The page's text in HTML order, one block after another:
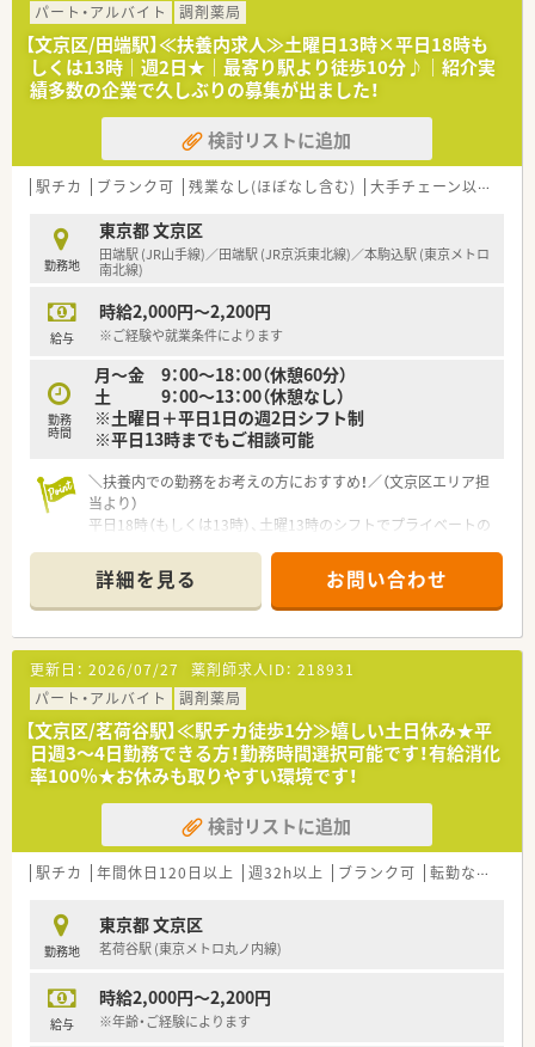
パート・アルバイト
調剤薬局
【文京区/田端駅】≪扶養内求人≫土曜日13時×平日18時も
しくは13時｜週2日★｜最寄り駅より徒歩10分♪｜紹介実
績多数の企業で久しぶりの募集が出ました！
検討リストに追加
駅チカ ブランク可 残業なし(ほぼなし含む) 大手チェーン以外
勤務地
東京都 文京区
田端駅 (JR山手線)／田端駅 (JR京浜東北線)／本駒込駅 (東京メトロ
南北線)
給与
時給2,000円～2,200円
※ご経験や就業条件によります
勤務
時間
月～金 9：00～18：00（休憩60分）
土 9：00～13：00（休憩なし）
※土曜日＋平日1日の週2日シフト制
※平日13時までもご相談可能
＼扶養内での勤務をお考えの方におすすめ！／（文京区エリア担
当より）
平日18時（もしくは13時）、土曜13時のシフトでプライベートの
生活のバランスを大切にしたい方におすすめです。
＊------------------------------------------＊
【店舗情報と応需状況について】
■東京メトロ南北線の本駒込駅やJR山手線の田端駅から徒歩10
分ほどの距離に位置するアクセスに便利な調剤薬局です。
■近くにあるクリニックから主に呼吸器科や内科、循環器科の処
方箋を1日に約40枚ほど応需している店舗です。
■医療品の採用品目数は約1,430品目となっており、様々な処方
に対応できる体制をしっかりと整えています。
【職場環境と雰囲気】
■薬剤師は常時2名から3名が在籍しており、医療事務も1名から
2名体制のため協力体制が整っています。
■スタッフ同士の仲が良く定着率が非常に高い店舗で、人間関係
■困った時にはすぐに相談や質問ができるアットホームな雰囲
気があり、安心して長く働ける職場となっています。
■18時閉局の職場で残業を気にすることなく、ワークライフバ
ランスを重視して働きたい方に最適な薬局です。
詳細を見る お問い合わせ
更新日： 2026/07/27 薬剤師求人ID： 218931
パート・アルバイト
調剤薬局
【文京区/茗荷谷駅】≪駅チカ徒歩1分≫嬉しい土日休み★平
日週3～4日勤務できる方！勤務時間選択可能です！有給消化
率100％★お休みも取りやすい環境です！
検討リストに追加
駅チカ 年間休日120日以上 週32h以上 ブランク可 転勤なし
勤務地
東京都 文京区
茗荷谷駅 (東京メトロ丸ノ内線)
給与
時給2,000円～2,200円
※年齢・ご経験によります